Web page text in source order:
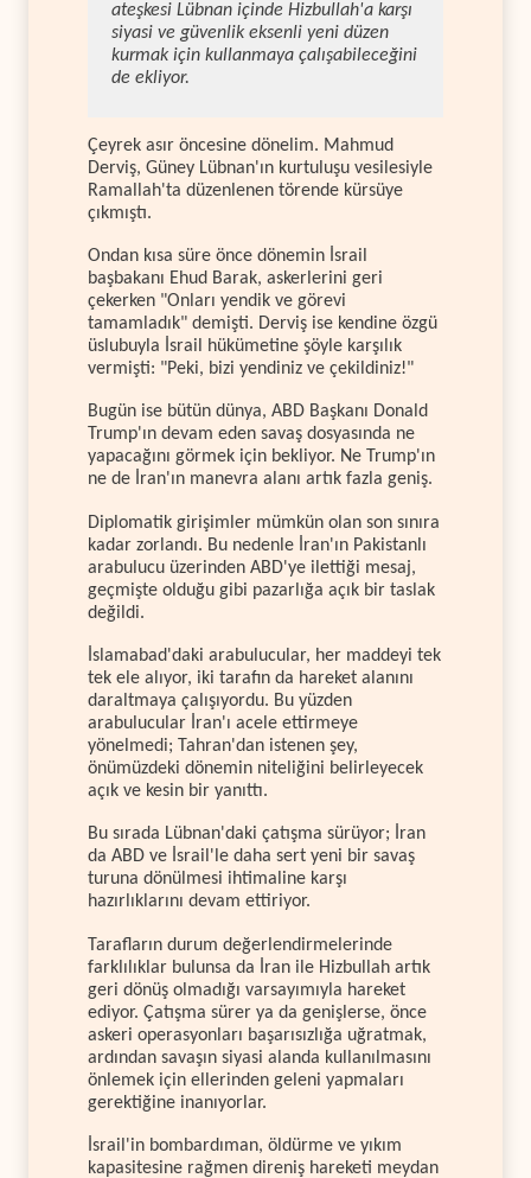
ateşkesi Lübnan içinde Hizbullah'a karşı
siyasi ve güvenlik eksenli yeni düzen
kurmak için kullanmaya çalışabileceğini
de ekliyor.
Çeyrek asır öncesine dönelim. Mahmud
Derviş, Güney Lübnan'ın kurtuluşu vesilesiyle
Ramallah'ta düzenlenen törende kürsüye
çıkmıştı.
Ondan kısa süre önce dönemin İsrail
başbakanı Ehud Barak, askerlerini geri
çekerken "Onları yendik ve görevi
tamamladık" demişti. Derviş ise kendine özgü
üslubuyla İsrail hükümetine şöyle karşılık
vermişti: "Peki, bizi yendiniz ve çekildiniz!"
Bugün ise bütün dünya, ABD Başkanı Donald
Trump'ın devam eden savaş dosyasında ne
yapacağını görmek için bekliyor. Ne Trump'ın
ne de İran'ın manevra alanı artık fazla geniş.
Diplomatik girişimler mümkün olan son sınıra
kadar zorlandı. Bu nedenle İran'ın Pakistanlı
arabulucu üzerinden ABD'ye ilettiği mesaj,
geçmişte olduğu gibi pazarlığa açık bir taslak
değildi.
İslamabad'daki arabulucular, her maddeyi tek
tek ele alıyor, iki tarafın da hareket alanını
daraltmaya çalışıyordu. Bu yüzden
arabulucular İran'ı acele ettirmeye
yönelmedi; Tahran'dan istenen şey,
önümüzdeki dönemin niteliğini belirleyecek
açık ve kesin bir yanıttı.
Bu sırada Lübnan'daki çatışma sürüyor; İran
da ABD ve İsrail'le daha sert yeni bir savaş
turuna dönülmesi ihtimaline karşı
hazırlıklarını devam ettiriyor.
Tarafların durum değerlendirmelerinde
farklılıklar bulunsa da İran ile Hizbullah artık
geri dönüş olmadığı varsayımıyla hareket
ediyor. Çatışma sürer ya da genişlerse, önce
askeri operasyonları başarısızlığa uğratmak,
ardından savaşın siyasi alanda kullanılmasını
önlemek için ellerinden geleni yapmaları
gerektiğine inanıyorlar.
İsrail'in bombardıman, öldürme ve yıkım
kapasitesine rağmen direniş hareketi meydan